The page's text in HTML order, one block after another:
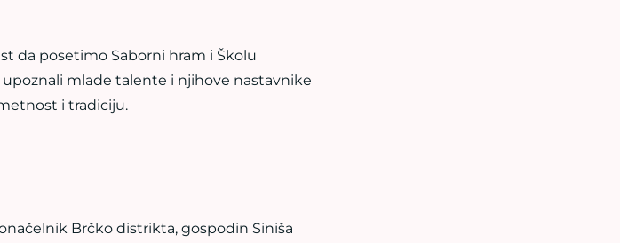
da posetimo Saborni hram i Školu
upoznali mlade talente i njihove nastavnike
i tradiciju.
Brčko distrikta, gospodin Siniša